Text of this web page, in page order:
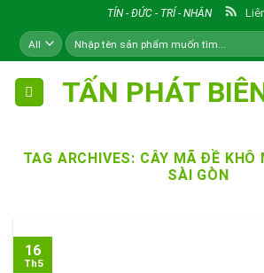
content
TÍN - ĐỨC - TRÍ - NHÂN
Tìm
kiếm:
TẤN PHÁT
TAG ARCHIVES: CÂY MÃ ĐỀ KHÔ
SÀI GÒN
16
Th5